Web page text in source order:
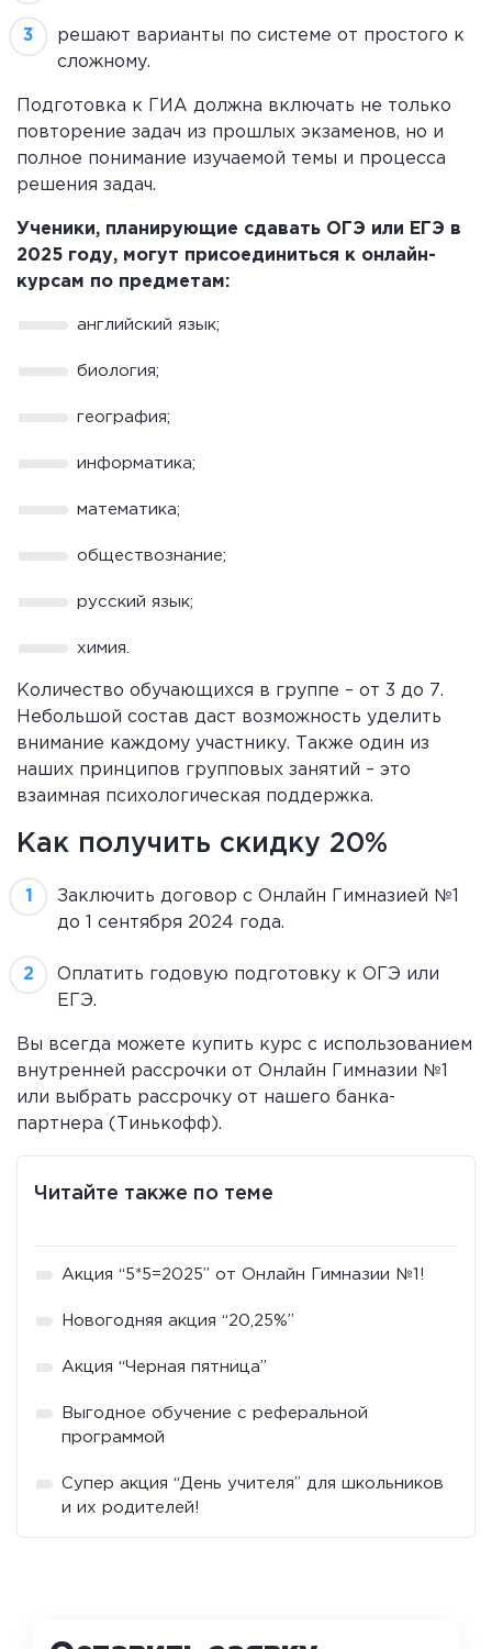
решают варианты по системе от простого к
сложному.
Подготовка к ГИА должна включать не только
повторение задач из прошлых экзаменов, но и
полное понимание изучаемой темы и процесса
решения задач.
Ученики, планирующие сдавать ОГЭ или ЕГЭ в
2025 году, могут присоединиться к онлайн-
курсам по предметам:
английский язык;
биология;
география;
информатика;
математика;
обществознание;
русский язык;
химия.
Количество обучающихся в группе – от 3 до 7.
Небольшой состав даст возможность уделить
внимание каждому участнику. Также один из
наших принципов групповых занятий – это
взаимная психологическая поддержка.
Как получить скидку 20%
Заключить договор с Онлайн Гимназией №1
до 1 сентября 2024 года.
Оплатить годовую подготовку к ОГЭ или
ЕГЭ.
Вы всегда можете купить курс с использованием
внутренней рассрочки от Онлайн Гимназии №1
или выбрать рассрочку от нашего банка-
партнера (Тинькофф).
Читайте также по теме
Акция “5*5=2025” от Онлайн Гимназии №1!
Новогодняя акция “20,25%”
Акция “Черная пятница”
Выгодное обучение с реферальной
программой
Супер акция “День учителя” для школьников
и их родителей!